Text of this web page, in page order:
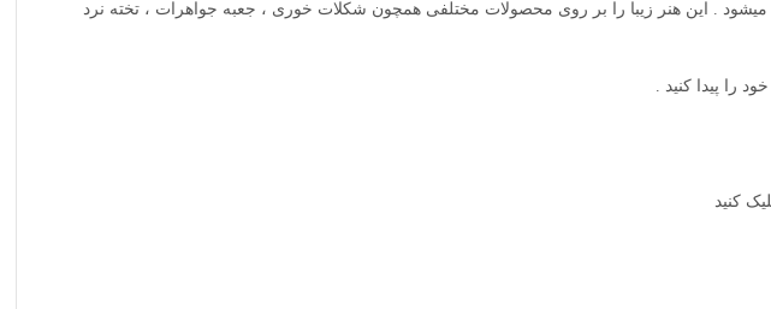
. این هنر زیبا را بر روی محصولات مختلفی همچون شکلات خوری ، جعبه جواهرات ، تخته نرد
را پیدا کنید .
کنید